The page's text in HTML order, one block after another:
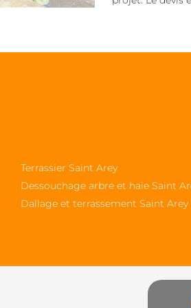
Terrassier Saint Arey
Dessouchage arbre et haie Saint
Dallage et terrassement Saint Arey